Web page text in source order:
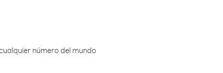
número del mundo